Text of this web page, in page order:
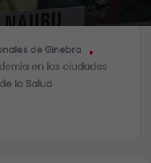
de Ginebra
en las ciudades
la Salud